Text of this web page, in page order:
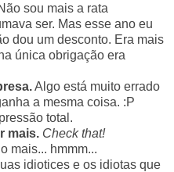
sou mais a rata
ser. Mas esse ano eu
dou um desconto. Era mais
única obrigação era
Algo está muito errado
a mesma coisa. :P
total.
mais. Check that!
mais... hmmm...
idiotices e os idiotas que